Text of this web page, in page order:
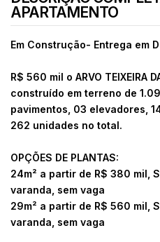
APARTAMENTO
Em Construção- Entrega em
R$ 560 mil o ARVO TEIXEIRA
construído em terreno de
pavimentos, 03 elevadores,
262 unidades no total.
OPÇÕES DE PLANTAS:
24m² a partir de R$ 380 mil,
varanda, sem vaga
29m² a partir de R$ 560 mil,
varanda, sem vaga